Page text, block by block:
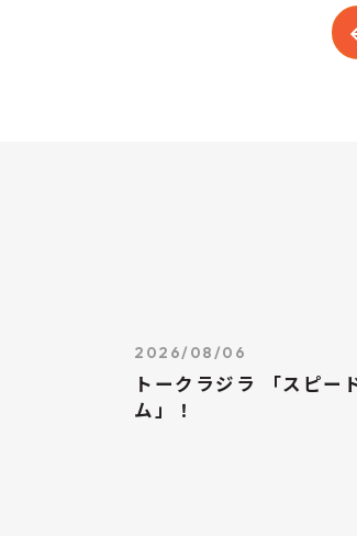
2026/08/06
トークラジラ 「スピー
ム」！